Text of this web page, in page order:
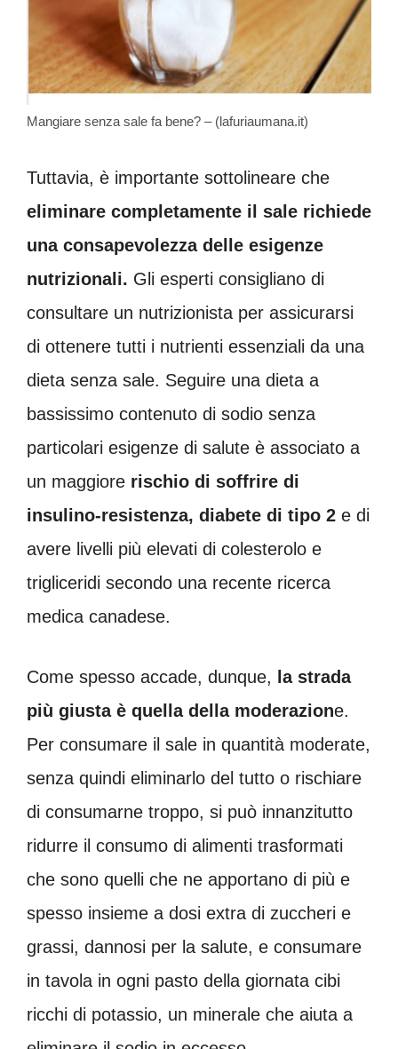
Mangiare senza sale fa bene? – (lafuriaumana.it)
Tuttavia, è importante sottolineare che
eliminare completamente il sale richiede
una consapevolezza delle esigenze
nutrizionali. Gli esperti consigliano di
consultare un nutrizionista per assicurarsi
di ottenere tutti i nutrienti essenziali da una
dieta senza sale. Seguire una dieta a
bassissimo contenuto di sodio senza
particolari esigenze di salute è associato a
un maggiore rischio di soffrire di
insulino-resistenza, diabete di tipo 2 e di
avere livelli più elevati di colesterolo e
trigliceridi secondo una recente ricerca
medica canadese.
Come spesso accade, dunque,
la strada
più giusta è quella della moderazione.
Per consumare il sale in quantità moderate,
senza quindi eliminarlo del tutto o rischiare
di consumarne troppo, si può innanzitutto
ridurre il consumo di alimenti trasformati
che sono quelli che ne apportano di più e
spesso insieme a dosi extra di zuccheri e
grassi, dannosi per la salute, e consumare
in tavola in ogni pasto della giornata cibi
ricchi di potassio, un minerale che aiuta a